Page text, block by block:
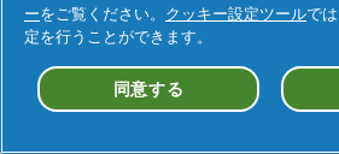
ーをご覧ください。 クッキー設定ツールで
定を行うことができます。
同意する